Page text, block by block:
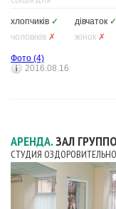
хлопчиків ✓ дівчаток ✓
чоловіків ✗ жінок ✗
Фото (4)
2016.08.16
АРЕНДА.ЗАЛ
СТУДИЯ